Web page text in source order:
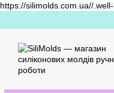
https://silimolds.com.ua//